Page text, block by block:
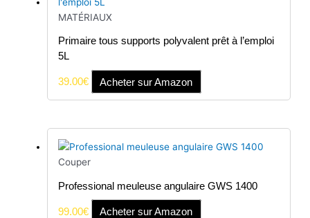
MATÉRIAUX
Primaire tous supports polyvalent prêt à l’emploi
5L
39.00€ Acheter sur Amazon
Couper
Professional meuleuse angulaire GWS 1400
99.00€ Acheter sur Amazon